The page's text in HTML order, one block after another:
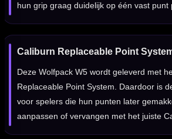
hun grip graag duidelijk op één vast punt
Caliburn Replaceable Point
Deze Wolfpack W5 wordt geleverd met
Replaceable Point System. Daardoor is
voor spelers die hun punten later
aanpassen of vervangen met het juiste